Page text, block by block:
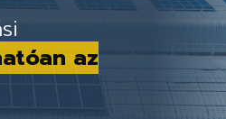
az